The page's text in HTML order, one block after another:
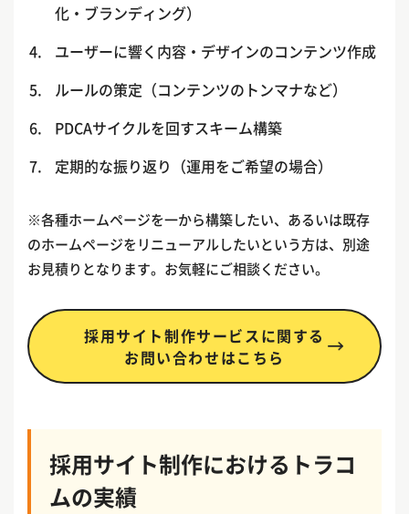
化・ブランディング）
ユーザーに響く内容・デザインのコンテンツ作成
ルールの策定（コンテンツのトンマナなど）
PDCAサイクルを回すスキーム構築
定期的な振り返り（運用をご希望の場合）
※各種ホームページを一から構築したい、あるいは既存
のホームページをリニューアルしたいという方は、別途
お見積りとなります。お気軽にご相談ください。
採用サイト制作サービスに関する
お問い合わせはこちら
採用サイト制作におけるトラコ
ムの実績